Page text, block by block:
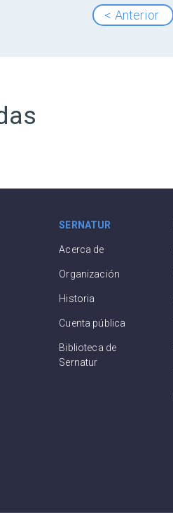
< Anterior
SERNATUR
Acerca de
Organización
Historia
Cuenta pública
Biblioteca de
Sernatur